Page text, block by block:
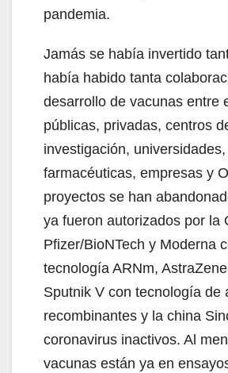
pandemia.
Jamás se había invertido
había habido tanta
desarrollo de vacunas entre
públicas, privadas, centros
investigación, universidades,
farmacéuticas, empresas y
proyectos se han
ya fueron autorizados por la
Pfizer/BioNTech y Moderna
tecnología ARNm,
Sputnik V con tecnología de
recombinantes y la china
coronavirus inactivos. Al
vacunas están ya en